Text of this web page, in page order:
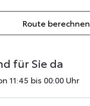
Route berechnen
für Sie da
11:45 bis 00:00 Uhr